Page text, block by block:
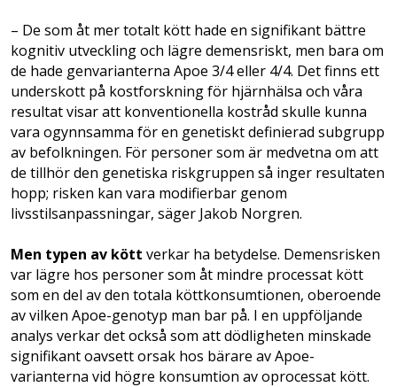
– De som åt mer totalt kött hade en signifikant bättre
kognitiv utveckling och lägre demensriskt, men bara om
de hade genvarianterna Apoe 3/4 eller 4/4. Det finns ett
underskott på kostforskning för hjärnhälsa och våra
resultat visar att konventionella kostråd skulle kunna
vara ogynnsamma för en genetiskt definierad subgrupp
av befolkningen. För personer som är medvetna om att
de tillhör den genetiska riskgruppen så inger resultaten
hopp; risken kan vara modifierbar genom
livsstilsanpassningar, säger Jakob Norgren.
Men typen av kött verkar ha betydelse. Demensrisken
var lägre hos personer som åt mindre processat kött
som en del av den totala köttkonsumtionen, oberoende
av vilken Apoe-genotyp man bar på. I en uppföljande
analys verkar det också som att dödligheten minskade
signifikant oavsett orsak hos bärare av Apoe-
varianterna vid högre konsumtion av oprocessat kött.